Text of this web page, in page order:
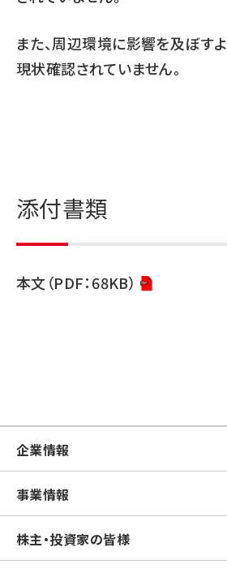
また、周辺環境に影響を及ぼす
現状確認されていません。
添付書類
本文（PDF：68KB）
企業情報
事業情報
株主・投資家の皆様